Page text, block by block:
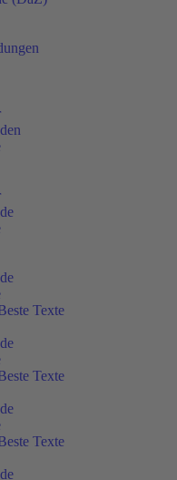
Texte
Texte
Texte